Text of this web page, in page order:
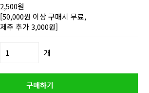
2,500원
[50,000원 이상 구매시 무료,
제주 추가 3,000원]
개
구매하기